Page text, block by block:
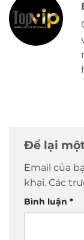
Để lại
Email của
khai. Các
Bình luận *